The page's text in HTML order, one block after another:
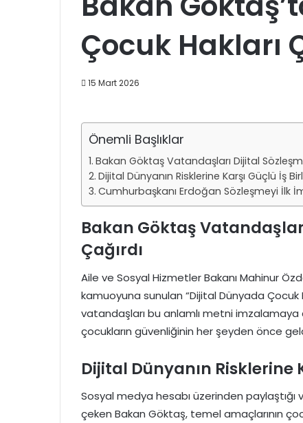
Çocuk Hakları
15 Mart 2026
Önemli Başlıklar
Bakan Göktaş Vatandaşları Dijital
Dijital Dünyanın Risklerine Karşı Güçlü İş
Cumhurbaşkanı Erdoğan Sözleşmeyi İlk
Bakan Göktaş
Çağırdı
Aile ve Sosyal Hizmetler Bakanı Mahinur
kamuoyuna sunulan “Dijital Dünyada
vatandaşları bu anlamlı metni
çocukların güvenliğinin her şeyden önce
Dijital Dünyanın Risklerine
Sosyal medya hesabı üzerinden
çeken Bakan Göktaş, temel amaçlarının